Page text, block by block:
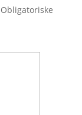
Obligatoriske